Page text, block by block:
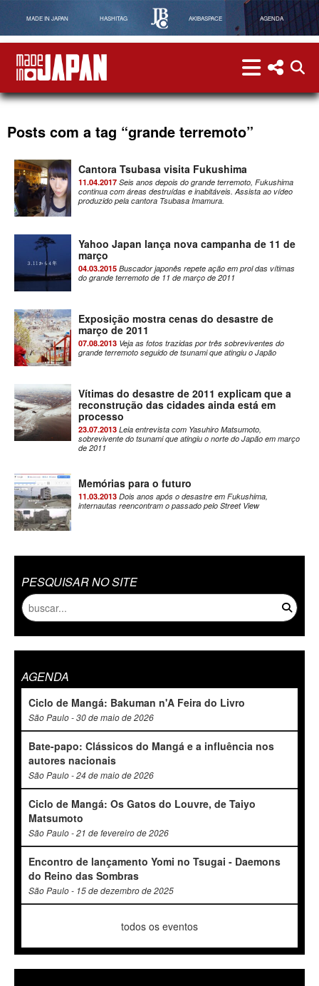
MADE IN JAPAN HASHITAG AKIBASPACE AGENDA
menu menu
Posts com a tag “grande terremoto”
Cantora Tsubasa visita Fukushima
11.04.2017 Seis anos depois do grande terremoto, Fukushima
continua com áreas destruídas e inabitáveis. Assista ao vídeo
produzido pela cantora Tsubasa Imamura.
Yahoo Japan lança nova campanha de 11 de
março
04.03.2015 Buscador japonês repete ação em prol das vítimas
do grande terremoto de 11 de março de 2011
Exposição mostra cenas do desastre de
março de 2011
07.08.2013 Veja as fotos trazidas por três sobreviventes do
grande terremoto seguido de tsunami que atingiu o Japão
Vítimas do desastre de 2011 explicam que a
reconstrução das cidades ainda está em
processo
23.07.2013 Leia entrevista com Yasuhiro Matsumoto,
sobrevivente do tsunami que atingiu o norte do Japão em março
de 2011
Memórias para o futuro
11.03.2013 Dois anos após o desastre em Fukushima,
internautas reencontram o passado pelo Street View
PESQUISAR NO SITE
AGENDA
Ciclo de Mangá: Bakuman n'A Feira do Livro
São Paulo - 30 de maio de 2026
Bate-papo: Clássicos do Mangá e a influência nos
autores nacionais
São Paulo - 24 de maio de 2026
Ciclo de Mangá: Os Gatos do Louvre, de Taiyo
Matsumoto
São Paulo - 21 de fevereiro de 2026
Encontro de lançamento Yomi no Tsugai - Daemons
do Reino das Sombras
São Paulo - 15 de dezembro de 2025
todos os eventos